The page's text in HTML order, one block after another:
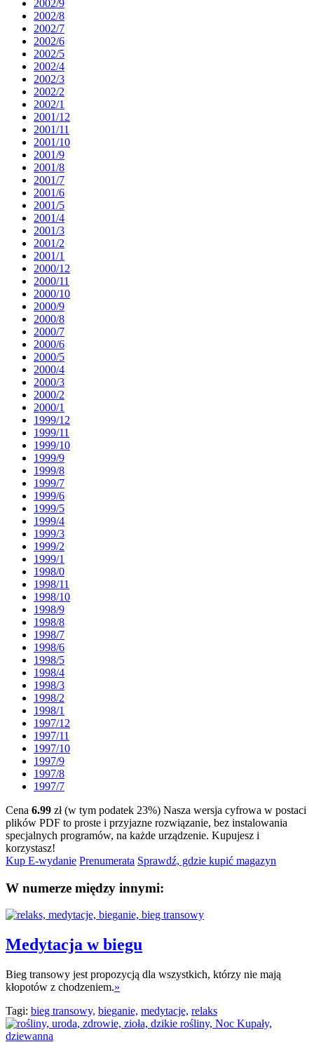
2002/9
2002/8
2002/7
2002/6
2002/5
2002/4
2002/3
2002/2
2002/1
2001/12
2001/11
2001/10
2001/9
2001/8
2001/7
2001/6
2001/5
2001/4
2001/3
2001/2
2001/1
2000/12
2000/11
2000/10
2000/9
2000/8
2000/7
2000/6
2000/5
2000/4
2000/3
2000/2
2000/1
1999/12
1999/11
1999/10
1999/9
1999/8
1999/7
1999/6
1999/5
1999/4
1999/3
1999/2
1999/1
1998/0
1998/11
1998/10
1998/9
1998/8
1998/7
1998/6
1998/5
1998/4
1998/3
1998/2
1998/1
1997/12
1997/11
1997/10
1997/9
1997/8
1997/7
Cena 6.99 zł (w tym podatek 23%) Nasza wersja cyfrowa w postaci
plików PDF to proste i przyjazne rozwiązanie, bez instalowania
specjalnych programów, na każde urządzenie. Kupujesz i
korzystasz!
Kup E-wydanie Prenumerata Sprawdź, gdzie kupić magazyn
W numerze między innymi:
Medytacja w biegu
Bieg transowy jest propozycją dla wszystkich, którzy nie mają
kłopotów z chodzeniem.»
Tagi: bieg transowy, bieganie, medytacje, relaks